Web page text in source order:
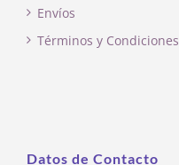
Envíos
Términos y Condiciones
Datos de Contacto